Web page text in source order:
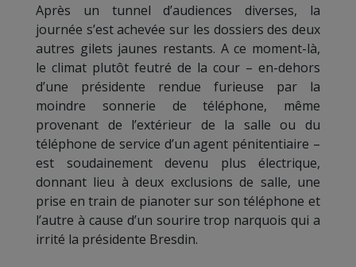
Après un tunnel d’audiences diverses, la
journée s’est achevée sur les dossiers des deux
autres gilets jaunes restants. A ce moment-là,
le climat plutôt feutré de la cour – en-dehors
d’une présidente rendue furieuse par la
moindre sonnerie de téléphone, même
provenant de l’extérieur de la salle ou du
téléphone de service d’un agent pénitentiaire –
est soudainement devenu plus électrique,
donnant lieu à deux exclusions de salle, une
prise en train de pianoter sur son téléphone et
l’autre à cause d’un sourire trop narquois qui a
irrité la présidente Bresdin.